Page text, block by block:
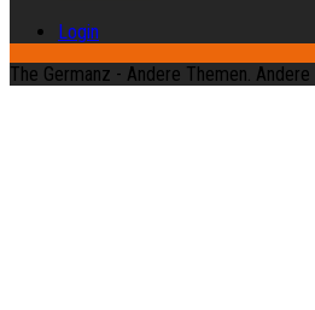
Login
The Germanz - Andere Themen.